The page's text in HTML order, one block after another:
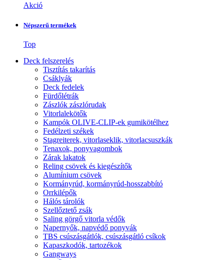
Akció
Népszerű termékek
Top
Deck felszerelés
Tisztítás takarítás
Csáklyák
Deck fedelek
Fürdőlétrák
Zászlók zászlórudak
Vitorlalekötők
Kampók OLIVE-CLIP-ek gumikötélhez
Fedélzeti székek
Stagreiterek, vitorlaseklik, vitorlacsuszkák
Tenaxok, ponyvagombok
Zárak lakatok
Reling csövek és kiegészítők
Alumínium csövek
Kormányrúd, kormányrúd-hosszabbító
Orrkilépők
Hálós tárolók
Szellőztető zsák
Saling görgő vitorla védők
Napernyők, napvédő ponyvák
TBS csúszásgátlók, csúszásgátló csíkok
Kapaszkodók, tartozékok
Gangways